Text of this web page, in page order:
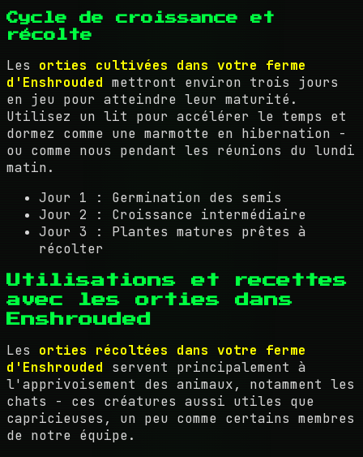
Cycle de croissance et
récolte
Les orties cultivées dans votre ferme
d'Enshrouded mettront environ trois jours
en jeu pour atteindre leur maturité.
Utilisez un lit pour accélérer le temps et
dormez comme une marmotte en hibernation -
ou comme nous pendant les réunions du lundi
matin.
Jour 1 : Germination des semis
Jour 2 : Croissance intermédiaire
Jour 3 : Plantes matures prêtes à
récolter
Utilisations et recettes
avec les orties dans
Enshrouded
Les orties récoltées dans votre ferme
d'Enshrouded servent principalement à
l'apprivoisement des animaux, notamment les
chats - ces créatures aussi utiles que
capricieuses, un peu comme certains membres
de notre équipe.